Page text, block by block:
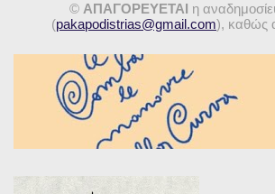
© ΑΠΑΓΟΡΕΥΕΤΑΙ η
(pakapodistrias@gmail.com), καθώς